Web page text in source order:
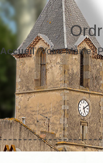
Accueil/Votre Mairie/